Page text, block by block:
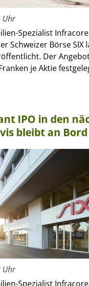
Uhr
Spezialist
Schweizer Börse SIX
Der
je Aktie
IPO in den
bleibt an Bord
Uhr
Spezialist